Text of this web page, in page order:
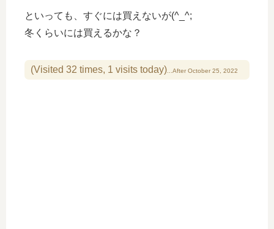
といっても、すぐには買えないが(^_^;
冬くらいには買えるかな？
(Visited 32 times, 1 visits today)